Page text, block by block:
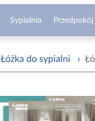
Sypialnia Przedpokój
Łóżka do sypialni ›